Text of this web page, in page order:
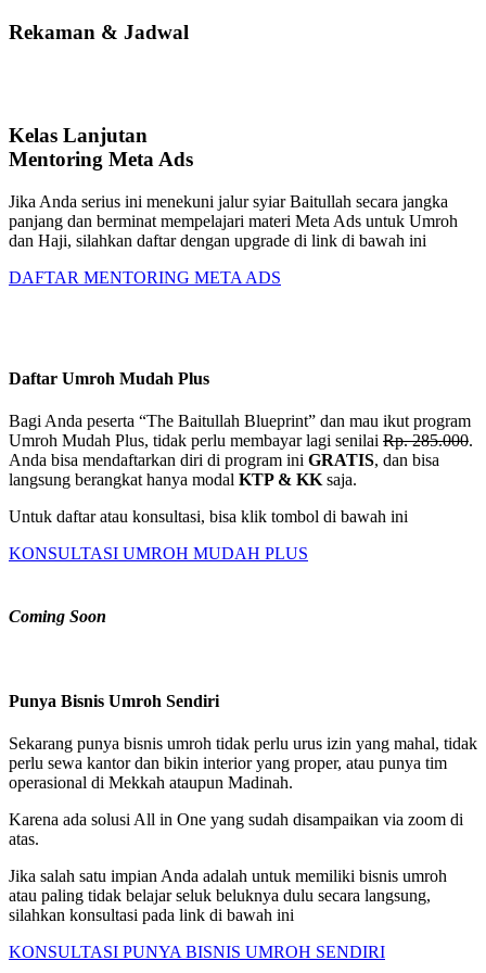
Rekaman & Jadwal
Kelas Lanjutan
Mentoring Meta Ads
Jika Anda serius ini menekuni jalur syiar Baitullah secara jangka
panjang dan berminat mempelajari materi Meta Ads untuk Umroh
dan Haji, silahkan daftar dengan upgrade di link di bawah ini
DAFTAR MENTORING META ADS
Daftar Umroh Mudah Plus
Bagi Anda peserta “The Baitullah Blueprint” dan mau ikut program
Umroh Mudah Plus, tidak perlu membayar lagi senilai Rp. 285.000.
Anda bisa mendaftarkan diri di program ini GRATIS, dan bisa
langsung berangkat hanya modal KTP & KKsaja.
Untuk daftar atau konsultasi, bisa klik tombol di bawah ini
KONSULTASI UMROH MUDAH PLUS
Coming Soon
Punya Bisnis Umroh Sendiri
Sekarang punya bisnis umroh tidak perlu urus izin yang mahal, tidak
perlu sewa kantor dan bikin interior yang proper, atau punya tim
operasional di Mekkah ataupun Madinah.
Karena ada solusi All in One yang sudah disampaikan via zoom di
atas.
Jika salah satu impian Anda adalah untuk memiliki bisnis umroh
atau paling tidak belajar seluk beluknya dulu secara langsung,
silahkan konsultasi pada link di bawah ini
KONSULTASI PUNYA BISNIS UMROH SENDIRI